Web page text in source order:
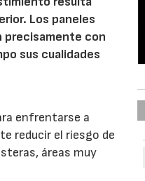
Los paneles
precisamente con
sus cualidades
enfrentarse a
reducir el riesgo de
áreas muy